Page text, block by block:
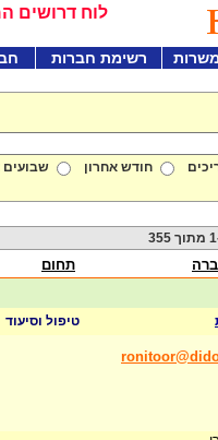
לוח דרושים
רשימת חברות
חודש אחרון שבועים
תחום
טיפול וסיעוד